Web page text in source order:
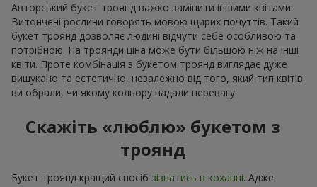
Авторський букет троянд важко замінити іншими квітами.
Витончені рослини говорять мовою щирих почуттів. Такий
букет троянд дозволяє людині відчути себе особливою та
потрібною. На троянди ціна може бути більшою ніж на інші
квіти. Проте комбінація з букетом троянд виглядає дуже
вишукано та естетично, незалежно від того, який тип квітів
ви обрали, чи якому кольору надали перевагу.
Скажіть «люблю» букетом з
троянд
Букет троянд кращий спосіб зізнатись в коханні. Адже